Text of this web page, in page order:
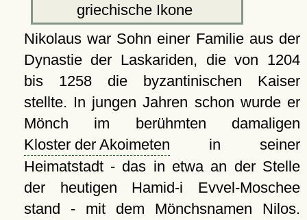
griechische Ikone
Nikolaus war Sohn einer Familie aus der
Dynastie der Laskariden, die von 1204
bis 1258 die byzantinischen Kaiser
stellte. In jungen Jahren schon wurde er
Mönch im berühmten damaligen
Kloster der Akoimeten in seiner
Heimatstadt - das in etwa an der Stelle
der heutigen Hamid-i Evvel-Moschee
stand - mit dem Mönchsnamen Nilos.